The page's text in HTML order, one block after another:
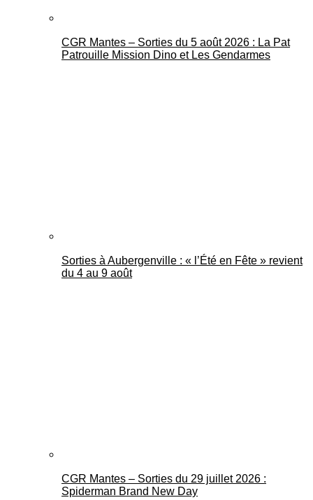
CGR Mantes – Sorties du 5 août 2026 : La Pat
Patrouille Mission Dino et Les Gendarmes
Sorties à Aubergenville : « l’Été en Fête » revient
du 4 au 9 août
CGR Mantes – Sorties du 29 juillet 2026 :
Spiderman Brand New Day